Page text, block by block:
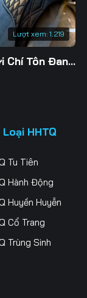
Lượt xem: 1.219
Bắt Đầu Với Chí Tôn Đan Điền
Loại HHTQ
Tu Tiên
Hành Động
Huyền Huyễn
Cổ Trang
Trùng Sinh